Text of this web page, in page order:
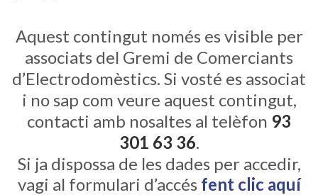
Aquest contingut només es visible per
associats del Gremi de Comerciants
d’Electrodomèstics. Si vosté es associat
i no sap com veure aquest contingut,
contacti amb nosaltes al telèfon 93
301 63 36.
Si ja dispossa de les dades per accedir,
vagi al formulari d’accés fent clic aquí